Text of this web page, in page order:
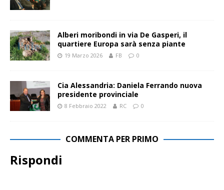
Alberi moribondi in via De Gasperi, il
quartiere Europa sarà senza piante
19 Marzo 2026 FB 0
Cia Alessandria: Daniela Ferrando nuova
presidente provinciale
8 Febbraio 2022 RC 0
COMMENTA PER PRIMO
Rispondi